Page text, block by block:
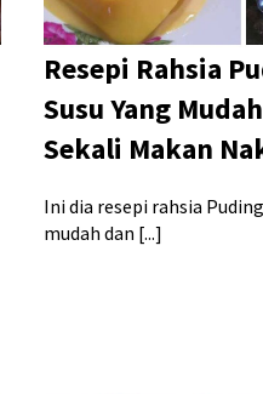
Resepi Rahsia
Susu Yang
Sekali Makan
Ini dia resepi rahsia
mudah dan [...]